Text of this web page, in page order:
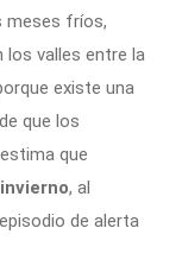
meses fríos,
los valles entre la
existe una
que los
que
invierno, al
de alerta